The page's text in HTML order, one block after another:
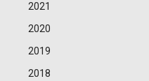
2021
2020
2019
2018